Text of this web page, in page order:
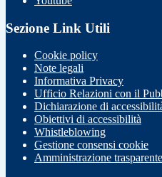
Sezione Link Utili
Cookie policy
Note legali
Informativa Privacy
Ufficio Relazioni con il
Dichiarazione di
Obiettivi di accessibilità
Whistleblowing
Gestione consensi cookie
Amministrazione trasparente